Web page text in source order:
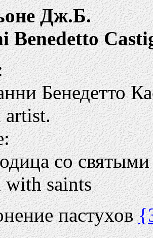
Дж.Б.
Benedetto
Бенедетто
со
saints
пастухов